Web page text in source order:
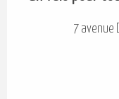
7 avenue